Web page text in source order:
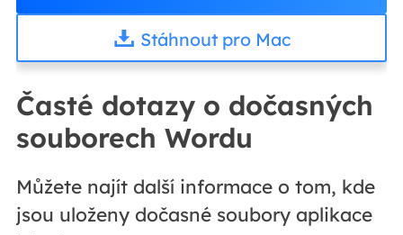
Stáhnout pro Mac
Časté dotazy o dočasných
souborech Wordu
Můžete najít další informace o tom, kde
jsou uloženy dočasné soubory aplikace